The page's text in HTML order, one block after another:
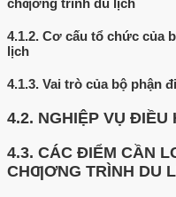
chƣơng trình du lịch
4.1.2. Cơ cấu tổ chức của
lịch
4.1.3. Vai trò của bộ phận
4.2. NGHIỆP VỤ ĐIỀU
4.3. CÁC ĐIỂM CẦN
CHƢƠNG TRÌNH DU